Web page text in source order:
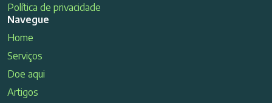
Política de privacidade
Navegue
Home
Serviços
Doe aqui
Artigos